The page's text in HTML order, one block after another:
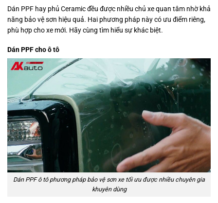
Dán PPF hay phủ Ceramic đều được nhiều chủ xe quan tâm nhờ khả
năng bảo vệ sơn hiệu quả. Hai phương pháp này có ưu điểm riêng,
phù hợp cho xe mới. Hãy cùng tìm hiểu sự khác biệt.
Dán PPF cho ô tô
Dán PPF ô tô phương pháp bảo vệ sơn xe tối ưu được nhiều chuyên gia
khuyên dùng